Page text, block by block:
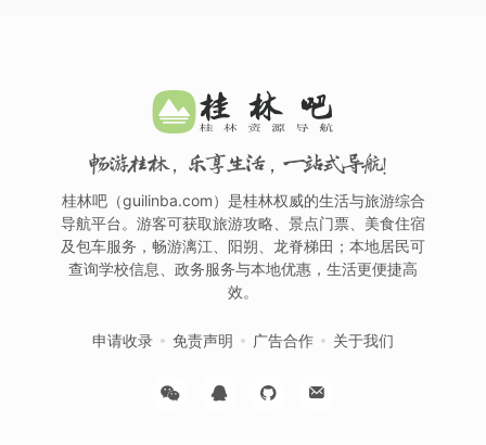
畅游桂林，乐享生活，一站式导航！
桂林吧（guilinba.com）是桂林权威的生活与旅游综合
导航平台。游客可获取旅游攻略、景点门票、美食住宿
及包车服务，畅游漓江、阳朔、龙脊梯田；本地居民可
查询学校信息、政务服务与本地优惠，生活更便捷高
效。
申请收录 免责声明 广告合作 关于我们